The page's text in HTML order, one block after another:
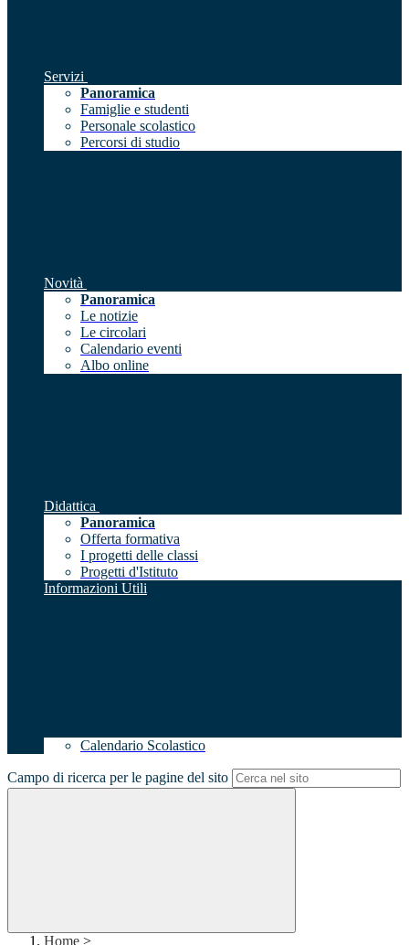
Servizi
Panoramica
Famiglie e studenti
Personale scolastico
Percorsi di studio
Novità
Panoramica
Le notizie
Le circolari
Calendario eventi
Albo online
Didattica
Panoramica
Offerta formativa
I progetti delle classi
Progetti d'Istituto
Informazioni Utili
Calendario Scolastico
Campo di ricerca per le pagine del sito
Home >